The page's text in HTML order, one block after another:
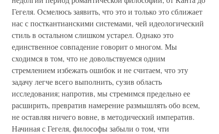
Гегеля. Осмелюсь заявить, что это и только это сближает
нас с посткантианскими системами, чей идеологический
стиль в остальном слишком устарел. Однако это
единственное совпадение говорит о многом. Мы
сходимся в том, что не довольствуемся одним
стремлением избежать ошибок и не считаем, что эту
задачу легче всего выполнить, сузив область
исследования; напротив, мы стремимся предельно ее
расширить, превратив намерение размышлять обо всем,
не оставляя ничего вовне, в методический императив.
Начиная с Гегеля, философы забыли о том, чти